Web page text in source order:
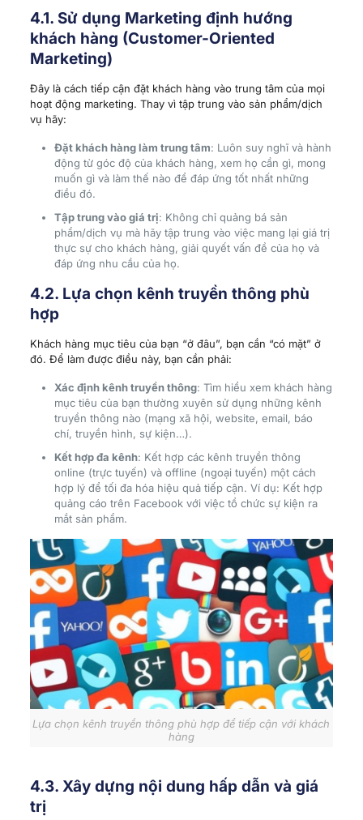
4.1. Sử dụng Marketing định hướng
khách hàng (Customer-Oriented
Marketing)
Đây là cách tiếp cận đặt khách hàng vào trung tâm của mọi
hoạt động marketing. Thay vì tập trung vào sản phẩm/dịch
vụ hãy:
Đặt khách hàng làm trung tâm: Luôn suy nghĩ và hành
động từ góc độ của khách hàng, xem họ cần gì, mong
muốn gì và làm thế nào để đáp ứng tốt nhất những
điều đó.
Tập trung vào giá trị: Không chỉ quảng bá sản
phẩm/dịch vụ mà hãy tập trung vào việc mang lại giá trị
thực sự cho khách hàng, giải quyết vấn đề của họ và
đáp ứng nhu cầu của họ.
4.2. Lựa chọn kênh truyền thông phù
hợp
Khách hàng mục tiêu của bạn “ở đâu”, bạn cần “có mặt” ở
đó. Để làm được điều này, bạn cần phải:
Xác định kênh truyền thông: Tìm hiểu xem khách hàng
mục tiêu của bạn thường xuyên sử dụng những kênh
truyền thông nào (mạng xã hội, website, email, báo
chí, truyền hình, sự kiện…).
Kết hợp đa kênh: Kết hợp các kênh truyền thông
online (trực tuyến) và offline (ngoại tuyến) một cách
hợp lý để tối đa hóa hiệu quả tiếp cận. Ví dụ: Kết hợp
quảng cáo trên Facebook với việc tổ chức sự kiện ra
mắt sản phẩm.
Lựa chọn kênh truyền thông phù hợp để tiếp cận với khách
hàng
4.3. Xây dựng nội dung hấp dẫn và giá
trị